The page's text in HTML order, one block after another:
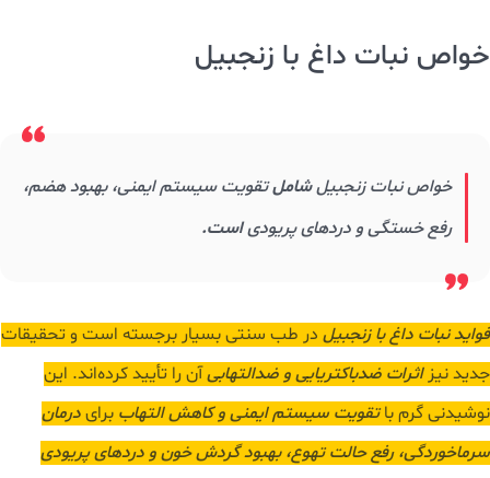
خواص نبات داغ با زنجبیل
خواص نبات زنجبیلشاملتقویت سیستم ایمنی، بهبود هضم،
رفع خستگی و دردهای پریودیاست.
فواید نبات داغ با زنجبیل در طب سنتی بسیار برجسته است و تحقیقات
جدید نیز اثرات ضدباکتریایی و ضدالتهابیآن را تأیید کرده‌اند. این
نوشیدنی گرم باتقویت سیستم ایمنی و کاهش التهاب برایدرمان
سرماخوردگی، رفع حالت تهوع، بهبود گردش خون و دردهای پریودی